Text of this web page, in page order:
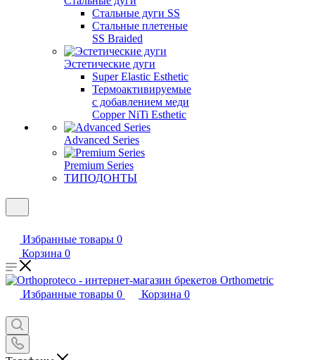
Стальные дуги SS
Стальные плетеные
SS Braided
Эстетические дуги
Super Elastic Esthetic
Термоактивируемые
с добавлением меди
Copper NiTi Esthetic
Advanced Series
Premium Series
ТИПОДОНТЫ
Избранные товары 0
Корзина 0
Избранные товары 0 Корзина 0